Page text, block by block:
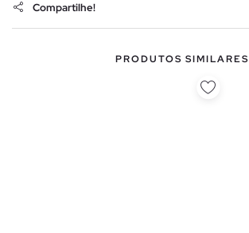
Compartilhe!
PRODUTOS SIMILARES